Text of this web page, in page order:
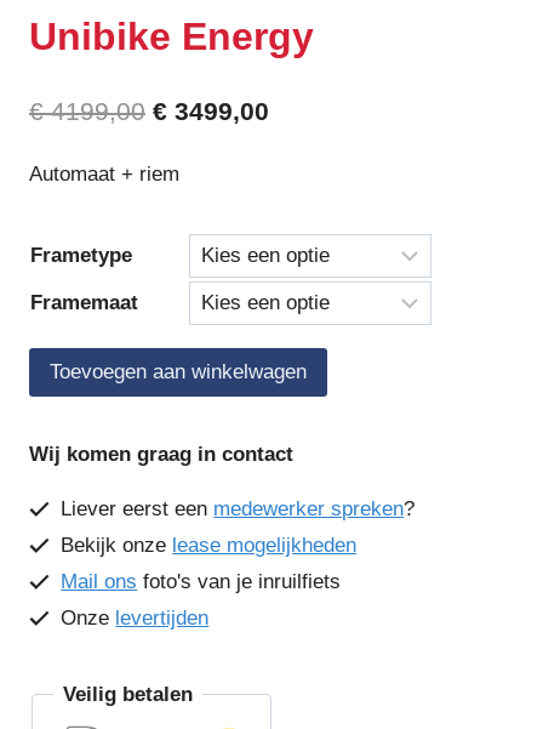
Unibike Energy
€4199,00 Oorspronkelijke
€ 4199,00.
€ 3499,00
€ 3499,00.
Automaat + riem
Frametype
Framemaat
Unibike
Energy
Toevoegen aan winkelwagen
Wij komen graag in contact
Liever eerst een medewerker spreken?
Bekijk onze lease mogelijkheden
Mail ons foto's van je inruilfiets
Onze levertijden
Veilig betalen